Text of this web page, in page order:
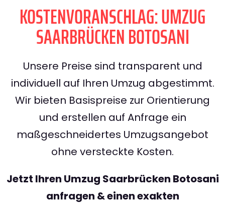
KOSTENVORANSCHLAG: UMZUG
SAARBRÜCKEN BOTOSANI
Unsere Preise sind transparent und
individuell auf Ihren Umzug abgestimmt.
Wir bieten Basispreise zur Orientierung
und erstellen auf Anfrage ein
maßgeschneidertes Umzugsangebot
ohne versteckte Kosten.
Jetzt Ihren Umzug Saarbrücken Botosani
anfragen & einen exakten